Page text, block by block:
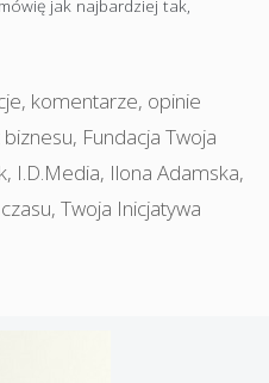
jak najbardziej tak,
komentarze, opinie
, Fundacja Twoja
, I.D.Media, Ilona Adamska,
, Twoja Inicjatywa